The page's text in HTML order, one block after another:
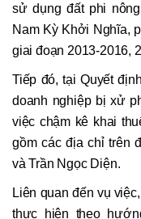
sử dụng đất phi
Nam Kỳ Khởi Nghĩa,
giai đoạn 2013-2016,
Tiếp đó, tại Quyết
doanh nghiệp bị xử
việc chậm kê khai
gồm các địa chỉ trên
và Trần Ngọc Diện.
Liên quan đến vụ
thực hiện theo